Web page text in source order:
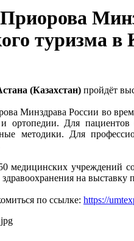
туризма в
(Казахстан) пройдёт
России во время
ортопедии. Для
методики. Для
50 медицинских
на выставку
по ссылке: https://